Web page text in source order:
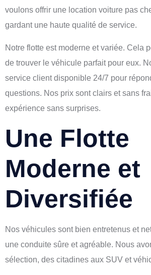
voulons offrir une location voiture pas
gardant une haute qualité de service.
Notre flotte est moderne et variée. Cela
de trouver le véhicule parfait pour eux.
service client disponible 24/7 pour
questions. Nos prix sont clairs et sans
expérience sans surprises.
Une Flotte
Moderne et
Diversifiée
Nos véhicules sont bien entretenus et
une conduite sûre et agréable. Nous
sélection, des citadines aux SUV et